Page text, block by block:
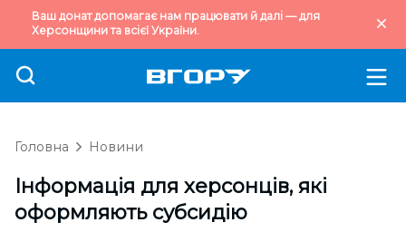
Ваш донат допомагає нам працювати й далі — для
Херсонщини та всієї України.
Головна Новини
Інформація для херсонців, які
оформляють субсидію